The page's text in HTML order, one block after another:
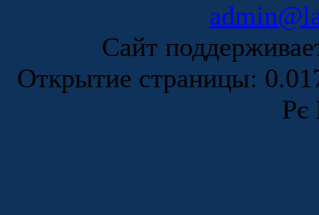
Сайт
Открытие страницы:
Рє